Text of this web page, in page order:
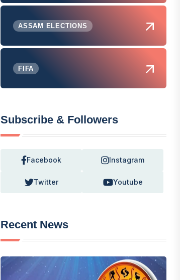
ASSAM ELECTIONS
FIFA
Subscribe & Followers
Facebook Instagram
Twitter Youtube
Recent News